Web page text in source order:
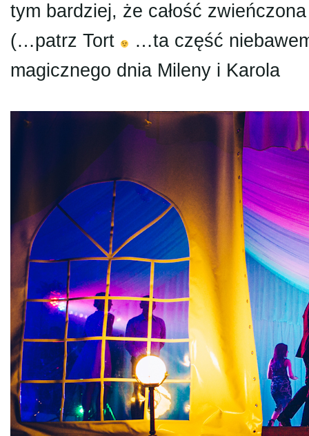
tym bardziej, że całość
(…patrz Tort
…ta część
magicznego dnia Mileny i Karola